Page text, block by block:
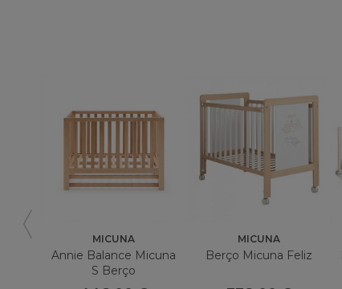
MICUNA
Annie Balance Micuna
S Berço
MICUNA
Berço Micuna Feliz